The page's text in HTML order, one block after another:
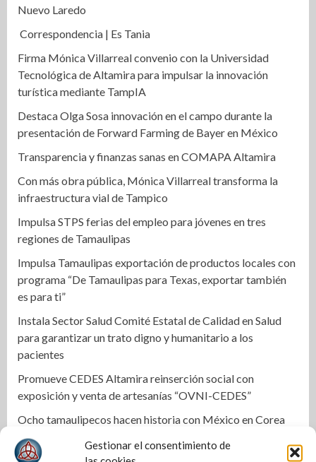
Gestionar el consentimiento de
Nuevo Laredo
Correspondencia | Es Tania
Firma Mónica Villarreal convenio con la Universidad
Tecnológica de Altamira para impulsar la innovación
turística mediante TampIA
Destaca Olga Sosa innovación en el campo durante la
presentación de Forward Farming de Bayer en México
Transparencia y finanzas sanas en COMAPA Altamira
Con más obra pública, Mónica Villarreal transforma la
infraestructura vial de Tampico
Impulsa STPS ferias del empleo para jóvenes en tres
regiones de Tamaulipas
Impulsa Tamaulipas exportación de productos locales con
programa “De Tamaulipas para Texas, exportar también
es para ti”
Instala Sector Salud Comité Estatal de Calidad en Salud
para garantizar un trato digno y humanitario a los
pacientes
Promueve CEDES Altamira reinserción social con
exposición y venta de artesanías “OVNI-CEDES”
Ocho tamaulipecos hacen historia con México en Corea
del Sur; conquistan el primer título mundial de Haidong
Gumdo